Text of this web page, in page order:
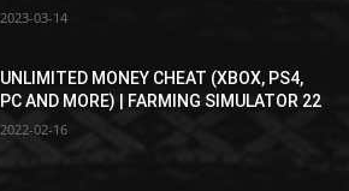
2023-03-14
UNLIMITED MONEY CHEAT (XBOX, PS4,
PC AND MORE) | FARMING SIMULATOR 22
2022-02-16